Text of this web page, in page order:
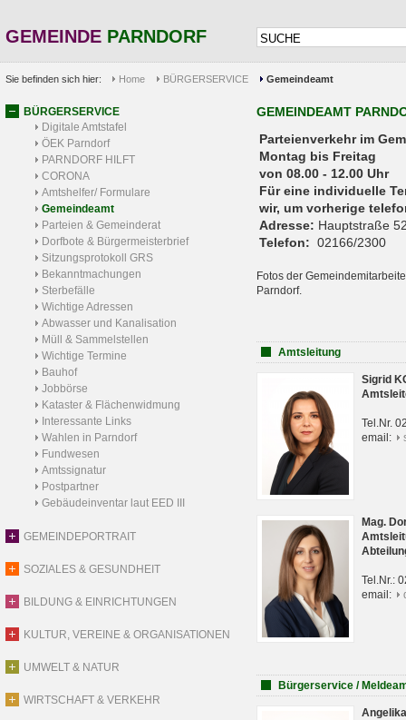
GEMEINDE PARNDORF
Sie befinden sich hier: Home BÜRGERSERVICE Gemeindeamt
BÜRGERSERVICE
Digitale Amtstafel
ÖEK Parndorf
PARNDORF HILFT
CORONA
Amtshelfer/ Formulare
Gemeindeamt
Parteien & Gemeinderat
Dorfbote & Bürgermeisterbrief
Sitzungsprotokoll GRS
Bekanntmachungen
Sterbefälle
Wichtige Adressen
Abwasser und Kanalisation
Müll & Sammelstellen
Wichtige Termine
Bauhof
Jobbörse
Kataster & Flächenwidmung
Interessante Links
Wahlen in Parndorf
Fundwesen
Amtssignatur
Postpartner
Gebäudeinventar laut EED III
GEMEINDEPORTRAIT
SOZIALES & GESUNDHEIT
BILDUNG & EINRICHTUNGEN
KULTUR, VEREINE & ORGANISATIONEN
UMWELT & NATUR
WIRTSCHAFT & VERKEHR
GEMEINDEAMT
Parteienverkehr
Montag bis Freitag
von 08.00 - 12.00 Uhr
Für eine individuelle
wir, um vorherige
Adresse: Hauptstraße
Telefon: 02166/2300
Fotos der
Parndorf.
Amtsleitung
Sigrid
Tel.Nr.
email:
Mag.
Tel.Nr.:
email:
Bürgerservice /